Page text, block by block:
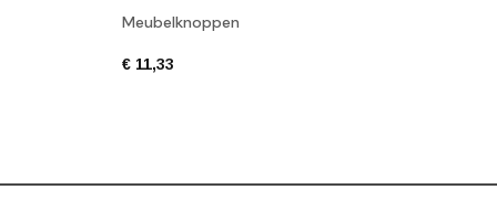
Meubelknoppen
€ 11,33